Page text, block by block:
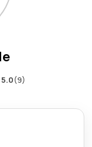
5.0(9)